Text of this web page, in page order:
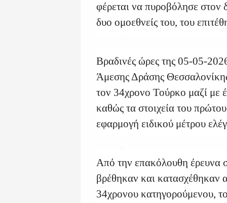
φέρεται να πυροβόλησε στον
δυο ομοεθνείς του, του
Βραδινές ώρες της 05-05-
Άμεσης Δράσης
τον 34χρονο Τούρκο μαζί με
καθώς τα στοιχεία του
εφαρμογή ειδικού μέτρου
Από την επακόλουθη έρευνα
βρέθηκαν και κατασχέθηκαν
34χρονου κατηγορούμενου,